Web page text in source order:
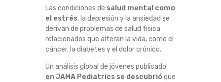
Las condiciones de salud mental como
el estrés, la depresión y la ansiedad se
derivan de problemas de salud física
relacionados que alteran la vida, como el
cáncer, la diabetes y el dolor crónico.
Un análisis global de jóvenes publicado
en JAMA Pediatrics se descubrió que